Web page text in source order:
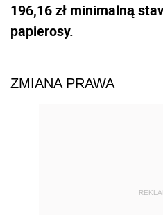
196,16 zł minimalną
papierosy.
ZMIANA PRAWA